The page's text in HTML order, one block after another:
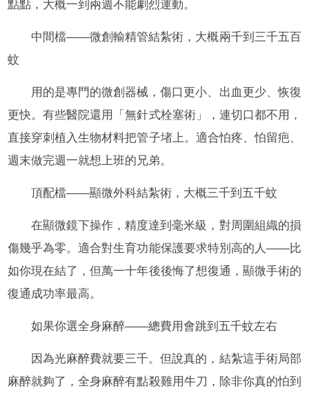
點點，大概一到兩週不能劇烈運動。
中間檔——微創輸精管結紮術，大概兩千到三千五百
蚊
用的是專門的微創器械，傷口更小、出血更少、恢復
更快。有些醫院還用「無針式栓塞術」，連切口都不用，
直接穿刺植入生物材料把管子堵上。適合怕疼、怕留疤、
週末做完週一就想上班的兄弟。
頂配檔——顯微外科結紮術，大概三千到五千蚊
在顯微鏡下操作，精度達到毫米級，對周圍組織的損
傷幾乎為零。適合對生育功能保護要求特別高的人——比
如你現在結了，但萬一十年後後悔了想復通，顯微手術的
復通成功率最高。
如果你選全身麻醉——總費用會跳到五千蚊左右
因為光麻醉費就要三千。但說真的，結紮這手術局部
麻醉就夠了，全身麻醉有點殺雞用牛刀，除非你真的怕到